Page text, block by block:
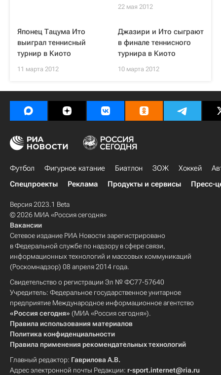
22 мая 2012
Японец Тацума Ито
выиграл теннисный
турнир в Киото
11 марта 2012
Джазири и Ито сыграют
в финале теннисного
турнира в Киото
10 марта 2012
Футбол Фигурное катание Биатлон ЗОЖ Хоккей
Спецпроекты
Реклама Продукты и сервисы Пресс-
Версия 2023.1 Beta
© 2026 МИА «Россия сегодня»
Вакансии
Сетевое издание РИА Новости зарегистрировано
в Федеральной службе по надзору в сфере связи,
информационных технологий и массовых коммуникаций
(Роскомнадзор) 08 апреля 2014 года.
Свидетельство о регистрации Эл № ФС77-57640
Учредитель: Федеральное государственное унитарное
предприятие Международное информационное агентство
«Россия сегодня» (МИА «Россия сегодня»).
Правила использования материалов
Политика конфиденциальности
Правила применения рекомендательных технологий
Главный редактор: Гаврилова А.В.
Адрес электронной почты Редакции: r-sport.internet@ria.ru